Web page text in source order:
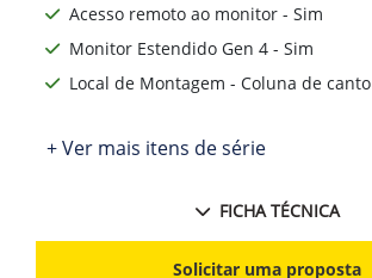
Acesso remoto ao monitor - Sim
Monitor Estendido Gen 4 - Sim
Local de Montagem - Coluna de canto
+ Ver mais itens de série
FICHA TÉCNICA
Solicitar uma proposta